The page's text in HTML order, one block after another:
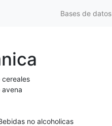
Bases de datos
cereales
avena
no alcoholicas